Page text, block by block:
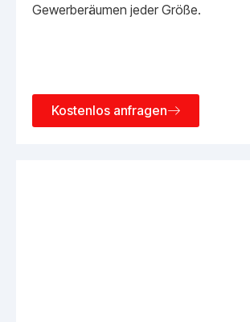
Gewerberäumen jeder Größe.
Kostenlos anfragen